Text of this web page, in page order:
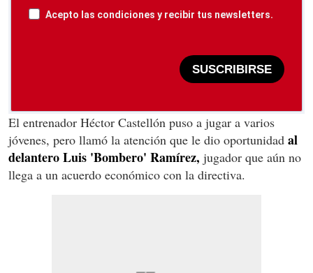
Acepto las condiciones y recibir tus newsletters.
SUSCRIBIRSE
El entrenador Héctor Castellón puso a jugar a varios
jóvenes, pero llamó la atención que le dio oportunidad al
delantero Luis 'Bombero' Ramírez, jugador que aún no
llega a un acuerdo económico con la directiva.